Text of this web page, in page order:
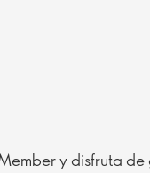
y disfruta